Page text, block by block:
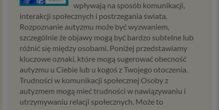
wpływają na sposób komunikacji,
interakcji społecznych i postrzegania świata.
Rozpoznanie autyzmu może być wyzwaniem,
szczególnie że objawy mogą być bardzo subtelne lub
różnić się między osobami. Poniżej przedstawiamy
kluczowe oznaki, które mogą sugerować obecność
autyzmu u Ciebie lub u kogoś z Twojego otoczenia.
Trudności w komunikacji społecznej Osoby z
autyzmem mogą mieć trudności w nawiązywaniu i
utrzymywaniu relacji społecznych. Może to
aktywności na stronach internetowych) w tym ich
przetwarzanie w plikach cookies itp. instalowanych na
Twoich urządzeniach i odczytywanych z tych plików przez
podmioty z Psychology Consulting (serwis Psychorada.pl)
i Zaufanych Partnerów możesz w łatwy sposób wyrazić tę
zgodę, klikając w przycisk „Przejdź do serwisu” lub
zamykając to okno.
Jeśli nie chcesz wyrazić opisanej wyżej zgody lub w
ograniczyć jej zakres prosimy o kliknięcie w „Ustawienia